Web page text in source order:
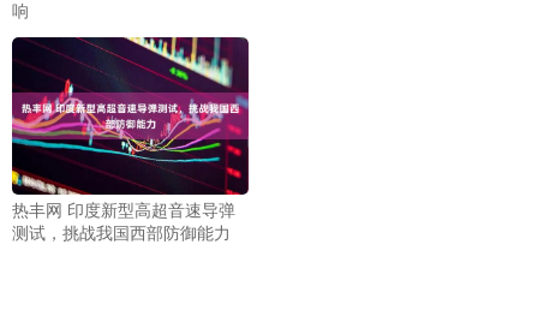
响
热丰网 印度新型高超音速导弹
测试，挑战我国西部防御能力